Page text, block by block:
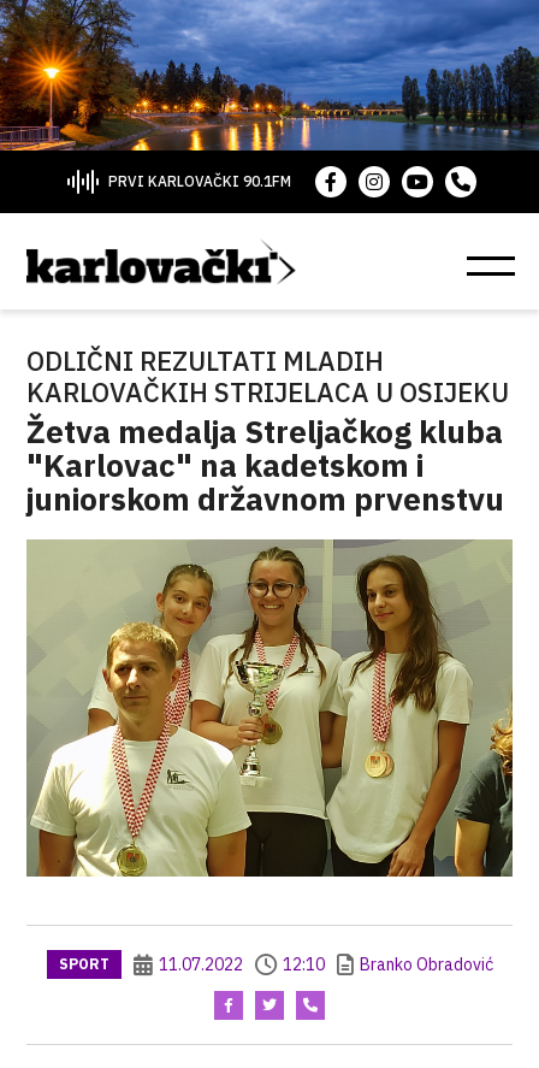
PRVI KARLOVAČKI 90.1FM
ODLIČNI REZULTATI MLADIH
KARLOVAČKIH STRIJELACA U OSIJEKU
Žetva medalja Streljačkog kluba
"Karlovac" na kadetskom i
juniorskom državnom prvenstvu
SPORT 11.07.2022 12:10 Branko Obradović